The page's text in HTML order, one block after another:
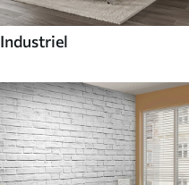
Industriel